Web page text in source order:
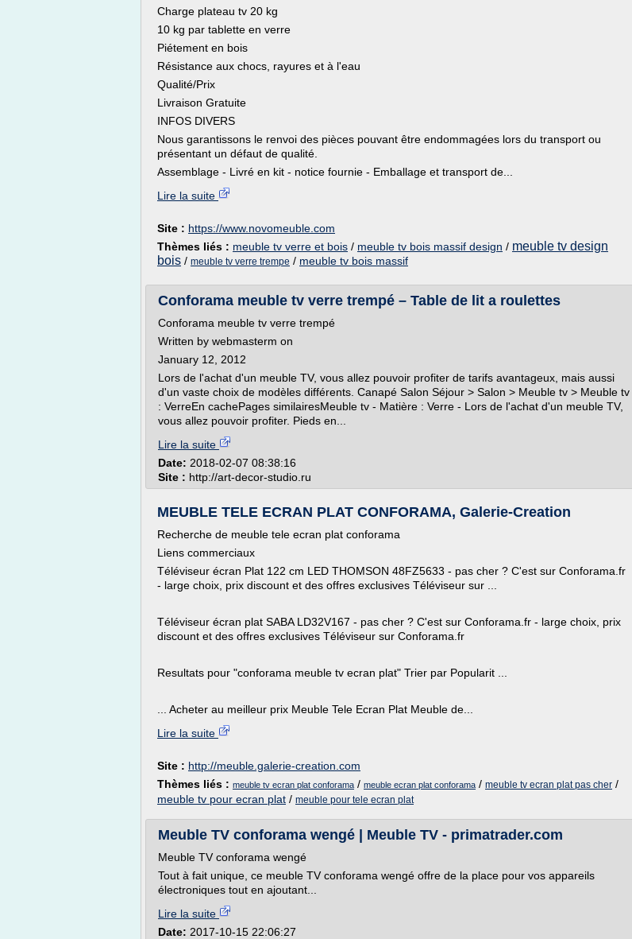
Charge plateau tv 20 kg
10 kg par tablette en verre
Piétement en bois
Résistance aux chocs, rayures et à l'eau
Qualité/Prix
Livraison Gratuite
INFOS DIVERS
Nous garantissons le renvoi des pièces pouvant être endommagées lors du transport ou
présentant un défaut de qualité.
Assemblage - Livré en kit - notice fournie - Emballage et transport de...
Lire la suite
Site : https://www.novomeuble.com
Thèmes liés : meuble tv verre et bois / meuble tv bois massif design / meuble tv design
bois / meuble tv verre trempe / meuble tv bois massif
Conforama meuble tv verre trempé – Table de lit a roulettes
Conforama meuble tv verre trempé
Written by webmasterm on
January 12, 2012
Lors de l'achat d'un meuble TV, vous allez pouvoir profiter de tarifs avantageux, mais aussi
d'un vaste choix de modèles différents. Canapé Salon Séjour > Salon > Meuble tv > Meuble tv
: VerreEn cachePages similairesMeuble tv - Matière : Verre - Lors de l'achat d'un meuble TV,
vous allez pouvoir profiter. Pieds en...
Lire la suite
Date: 2018-02-07 08:38:16
Site : http://art-decor-studio.ru
MEUBLE TELE ECRAN PLAT CONFORAMA, Galerie-Creation
Recherche de meuble tele ecran plat conforama
Liens commerciaux
Téléviseur écran Plat 122 cm LED THOMSON 48FZ5633 - pas cher ? C'est sur Conforama.fr
- large choix, prix discount et des offres exclusives Téléviseur sur ...
Téléviseur écran plat SABA LD32V167 - pas cher ? C'est sur Conforama.fr - large choix, prix
discount et des offres exclusives Téléviseur sur Conforama.fr
Resultats pour "conforama meuble tv ecran plat" Trier par Popularit ...
... Acheter au meilleur prix Meuble Tele Ecran Plat Meuble de...
Lire la suite
Site : http://meuble.galerie-creation.com
Thèmes liés : meuble tv ecran plat conforama / meuble ecran plat conforama / meuble tv ecran plat pas cher /
meuble tv pour ecran plat / meuble pour tele ecran plat
Meuble TV conforama wengé | Meuble TV - primatrader.com
Meuble TV conforama wengé
Tout à fait unique, ce meuble TV conforama wengé offre de la place pour vos appareils
électroniques tout en ajoutant...
Lire la suite
Date: 2017-10-15 22:06:27